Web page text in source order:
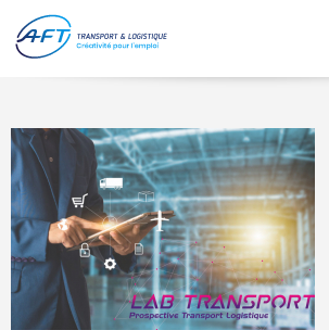
contenu
principal